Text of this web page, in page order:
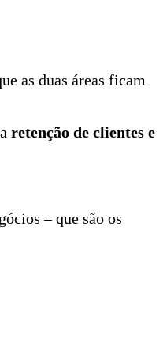
as duas áreas ficam
retenção de clientes e
– que são os